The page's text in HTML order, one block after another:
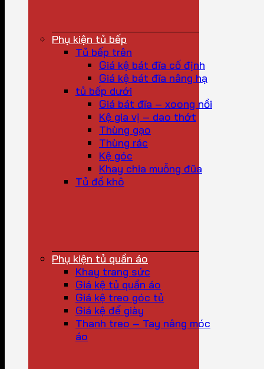
Phụ kiện tủ bếp
Tủ bếp trên
Giá kệ bát đĩa cố định
Giá kệ bát đĩa nâng hạ
tủ bếp dưới
Giá bát đĩa – xoong nồi
Kệ gia vị – dao thớt
Thùng gạo
Thùng rác
Kệ góc
Khay chia muỗng đũa
Tủ đồ khô
Phụ kiện tủ quần áo
Khay trang sức
Giá kệ tủ quần áo
Giá kệ treo góc tủ
Giá kệ để giày
Thanh treo – Tay nâng móc
áo